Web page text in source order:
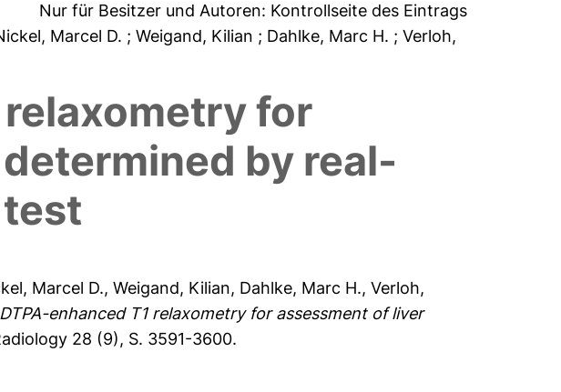
Nur für Besitzer und Autoren: Kontrollseite des Eintrags
Marcel D. ; Weigand, Kilian ; Dahlke, Marc H. ; Verloh,
relaxometry for
by real-
Marcel D.,Weigand, Kilian, Dahlke, Marc H.,Verloh,
enhanced T1 relaxometry for assessment of liver
28 (9), S. 3591-3600.